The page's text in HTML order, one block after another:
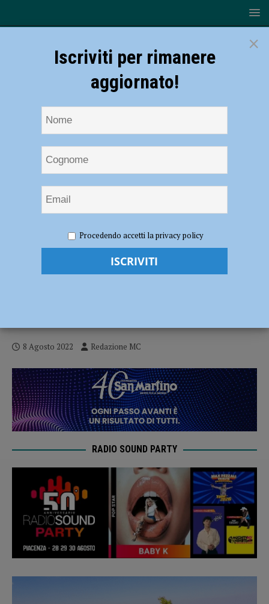
stagione di “Camminaparchi”, gli appuntamenti fino al 21 agosto.
Marco Rossi: “Tante proposte per tutti” – AUDIO
La nuova stagione di “Camminaparchi”, gli
8 Agosto 2022 Redazione MC
RADIO SOUND PARTY
×
Iscriviti per rimanere
aggiornato!
Procedendo accetti la privacy policy